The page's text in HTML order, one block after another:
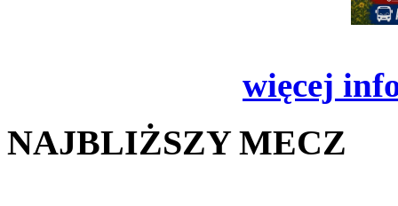
więcej
NAJBLIŻSZY MECZ